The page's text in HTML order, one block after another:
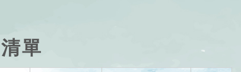
單